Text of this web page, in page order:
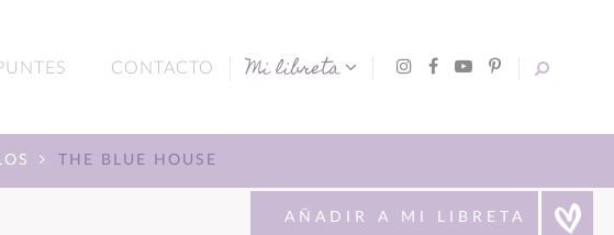
CONTACTO Mi libreta
THE BLUE HOUSE
AÑADIR A MI LIBRETA